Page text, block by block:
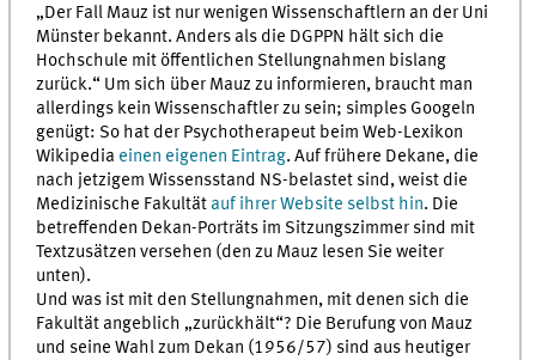
„Der Fall Mauz ist nur wenigen Wissenschaftlern an der Uni
Münster bekannt. Anders als die DGPPN hält sich die
Hochschule mit öffentlichen Stellungnahmen bislang
zurück.“ Um sich über Mauz zu informieren, braucht man
allerdings kein Wissenschaftler zu sein; simples Googeln
genügt: So hat der Psychotherapeut beim Web-Lexikon
Wikipedia einen eigenen Eintrag. Auf frühere Dekane, die
nach jetzigem Wissensstand NS-belastet sind, weist die
Medizinische Fakultät auf ihrer Website selbst hin. Die
betreffenden Dekan-Porträts im Sitzungszimmer sind mit
Textzusätzen versehen (den zu Mauz lesen Sie weiter
unten).
Und was ist mit den Stellungnahmen, mit denen sich die
Fakultät angeblich „zurückhält“? Die Berufung von Mauz
und seine Wahl zum Dekan (1956/57) sind aus heutiger